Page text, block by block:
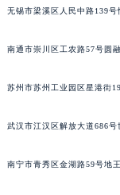
无锡市梁溪区人民中路139号
南通市崇川区工农路57号圆
苏州市苏州工业园区星港街
武汉市江汉区解放大道686号
南宁市青秀区金湖路59号地